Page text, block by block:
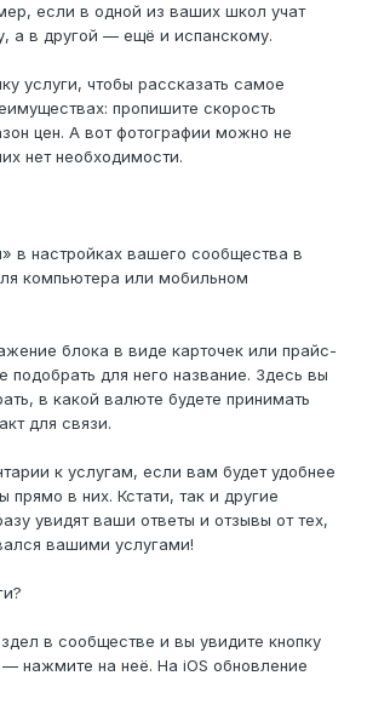
если в одной из ваших школ учат
а в другой — ещё и испанскому.
услуги, чтобы рассказать самое
пропишите скорость
цен. А вот фотографии можно не
нет необходимости.
в настройках вашего сообщества в
компьютера или мобильном
блока в виде карточек или прайс-
подобрать для него название. Здесь вы
в какой валюте будете принимать
для связи.
к услугам, если вам будет удобнее
прямо в них. Кстати, так и другие
увидят ваши ответы и отзывы от тех,
вашими услугами!
в сообществе и вы увидите кнопку
— нажмите на неё. На iOS обновление